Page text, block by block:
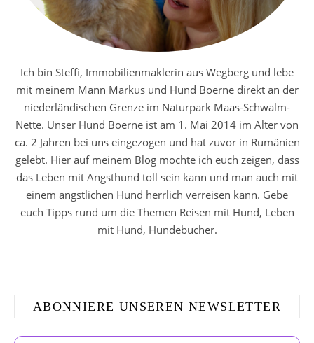
Ich bin Steffi, Immobilienmaklerin aus Wegberg und lebe
mit meinem Mann Markus und Hund Boerne direkt an der
niederländischen Grenze im Naturpark Maas-Schwalm-
Nette. Unser Hund Boerne ist am 1. Mai 2014 im Alter von
ca. 2 Jahren bei uns eingezogen und hat zuvor in Rumänien
gelebt. Hier auf meinem Blog möchte ich euch zeigen, dass
das Leben mit Angsthund toll sein kann und man auch mit
einem ängstlichen Hund herrlich verreisen kann. Gebe
euch Tipps rund um die Themen Reisen mit Hund, Leben
mit Hund, Hundebücher.
ABONNIERE UNSEREN NEWSLETTER